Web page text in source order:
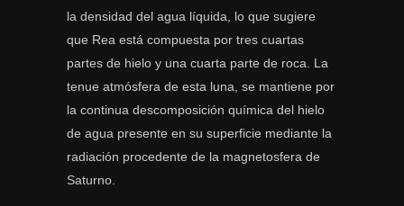
la densidad del agua líquida, lo que sugiere
que Rea está compuesta por tres cuartas
partes de hielo y una cuarta parte de roca. La
tenue atmósfera de esta luna, se mantiene por
la continua descomposición química del hielo
de agua presente en su superficie mediante la
radiación procedente de la magnetosfera de
Saturno.